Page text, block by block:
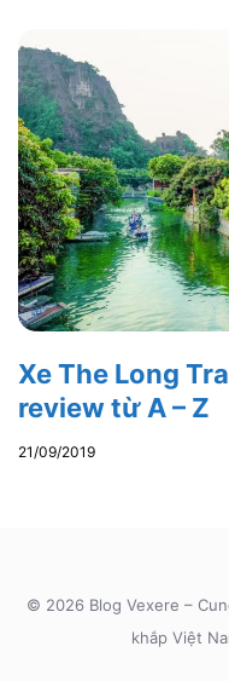
Xe The Long
review từ A – Z
21/09/2019
© 2026 Blog Vexere –
khắp Việt